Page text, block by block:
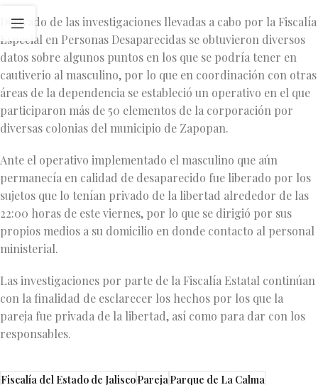
Derivado de las investigaciones llevadas a cabo por la Fiscalía
Especial en Personas Desaparecidas se obtuvieron diversos
datos sobre algunos puntos en los que se podría tener en
cautiverio al masculino, por lo que en coordinación con otras
áreas de la dependencia se estableció un operativo en el que
participaron más de 50 elementos de la corporación por
diversas colonias del municipio de Zapopan.
Ante el operativo implementado el masculino que aún
permanecía en calidad de desaparecido fue liberado por los
sujetos que lo tenían privado de la libertad alrededor de las
22:00 horas de este viernes, por lo que se dirigió por sus
propios medios a su domicilio en donde contacto al personal
ministerial.
Las investigaciones por parte de la Fiscalía Estatal continúan
con la finalidad de esclarecer los hechos por los que la
pareja fue privada de la libertad, así como para dar con los
responsables.
Fiscalía del Estado de JaliscoParejaParque de La Calma